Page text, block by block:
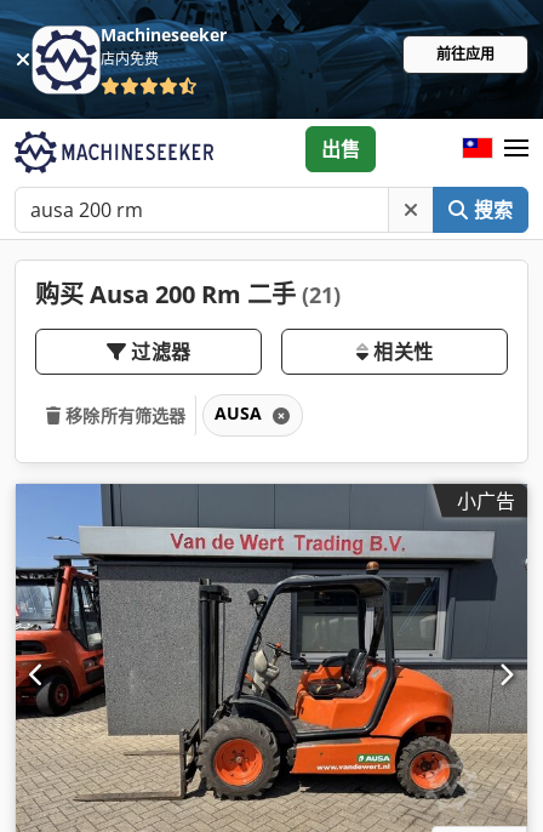
Machineseeker
店内免费 前往应用
搜索
出售
购买 Ausa 200 Rm 二手 (21)
过滤器 相关性
移除所有筛选器 AUSA
小广告